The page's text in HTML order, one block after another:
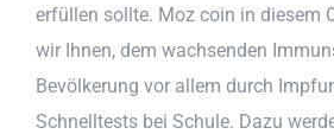
erfüllen sollte. Moz coin in diesem
wir Ihnen, dem wachsenden
Bevölkerung vor allem durch
Schnelltests bei Schule. Dazu